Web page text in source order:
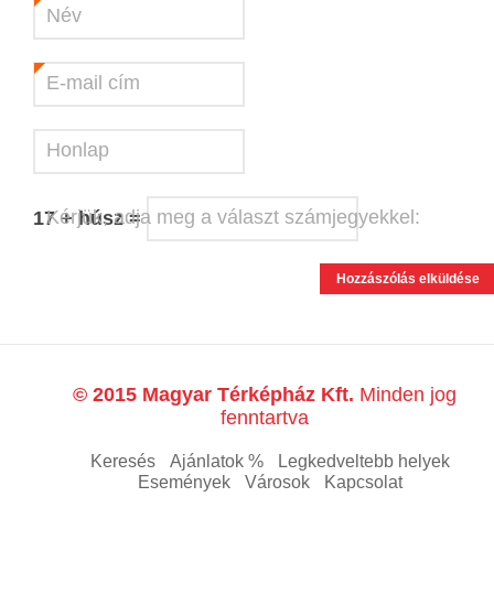
Név
E-mail cím
Honlap
Kérjük, adja meg a választ számjegyekkel:
17 + húsz =
© 2015 Magyar Térképház Kft. Minden jog
fenntartva
Keresés Ajánlatok %
Legkedveltebb helyek
Események
Városok Kapcsolat